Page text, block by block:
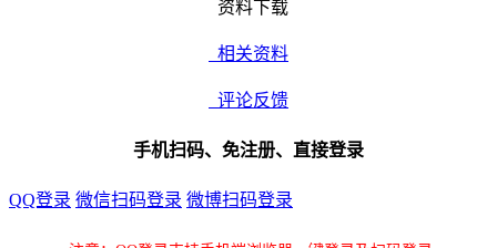
资料下载
相关资料
评论反馈
手机扫码、免注册、直接登录
QQ登录 微信扫码登录 微博扫码登录